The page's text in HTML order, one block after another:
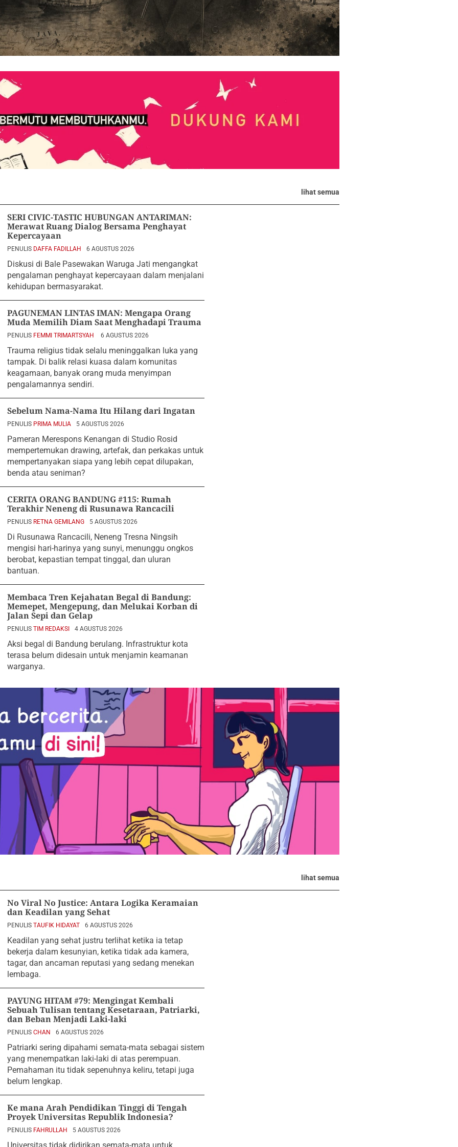
lihat semua
SERI CIVIC-TASTIC HUBUNGAN ANTARIMAN:
Merawat Ruang Dialog Bersama Penghayat
Kepercayaan
PENULIS DAFFA FADILLAH 6 AGUSTUS 2026
Diskusi di Bale Pasewakan Waruga Jati mengangkat
pengalaman penghayat kepercayaan dalam menjalani
kehidupan bermasyarakat.
PAGUNEMAN LINTAS IMAN: Mengapa Orang
Muda Memilih Diam Saat Menghadapi Trauma
PENULIS FEMMI TRIMARTSYAH 6 AGUSTUS 2026
Trauma religius tidak selalu meninggalkan luka yang
tampak. Di balik relasi kuasa dalam komunitas
keagamaan, banyak orang muda menyimpan
pengalamannya sendiri.
Sebelum Nama-Nama Itu Hilang dari Ingatan
PENULIS PRIMA MULIA 5 AGUSTUS 2026
Pameran Merespons Kenangan di Studio Rosid
mempertemukan drawing, artefak, dan perkakas untuk
mempertanyakan siapa yang lebih cepat dilupakan,
benda atau seniman?
CERITA ORANG BANDUNG #115: Rumah
Terakhir Neneng di Rusunawa Rancacili
PENULIS RETNA GEMILANG 5 AGUSTUS 2026
Di Rusunawa Rancacili, Neneng Tresna Ningsih
mengisi hari-harinya yang sunyi, menunggu ongkos
berobat, kepastian tempat tinggal, dan uluran
bantuan.
Membaca Tren Kejahatan Begal di Bandung:
Memepet, Mengepung, dan Melukai Korban di
Jalan Sepi dan Gelap
PENULIS TIM REDAKSI 4 AGUSTUS 2026
Aksi begal di Bandung berulang. Infrastruktur kota
terasa belum didesain untuk menjamin keamanan
warganya.
lihat semua
No Viral No Justice: Antara Logika Keramaian
dan Keadilan yang Sehat
PENULIS TAUFIK HIDAYAT 6 AGUSTUS 2026
Keadilan yang sehat justru terlihat ketika ia tetap
bekerja dalam kesunyian, ketika tidak ada kamera,
tagar, dan ancaman reputasi yang sedang menekan
lembaga.
PAYUNG HITAM #79: Mengingat Kembali
Sebuah Tulisan tentang Kesetaraan, Patriarki,
dan Beban Menjadi Laki-laki
PENULIS CHAN 6 AGUSTUS 2026
Patriarki sering dipahami semata-mata sebagai sistem
yang menempatkan laki-laki di atas perempuan.
Pemahaman itu tidak sepenuhnya keliru, tetapi juga
belum lengkap.
Ke mana Arah Pendidikan Tinggi di Tengah
Proyek Universitas Republik Indonesia?
PENULIS FAHRULLAH 5 AGUSTUS 2026